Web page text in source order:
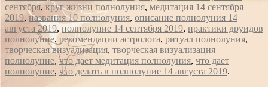
сентября, круг жизни полнолуния, медитация 14 сентября
2019, названия 10 полнолуния, описание полнолуния 14
августа 2019, полнолуние 14 сентября 2019, практики друидов
полнолуние,рекомендации астролога, ритуал полнолуния,
творческая визуализация, творческая визуализация
полнолуние, что дает медитация полнолуния, что дает
полнолуние, что делать в полнолуние 14 августа 2019.